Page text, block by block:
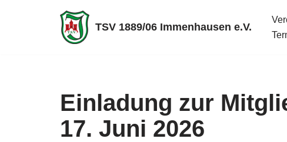
TSV 1889/06 Immenhausen e.V.
Einladung zur
17. Juni 2026